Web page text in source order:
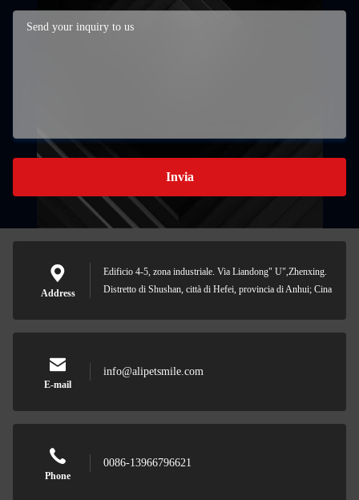
Invia
Address
Edificio 4-5, zona industriale. Via Liandong" U",Zhenxing.
Distretto di Shushan, città di Hefei, provincia di Anhui; Cina
E-mail
info@alipetsmile.com
Phone
0086-13966796621